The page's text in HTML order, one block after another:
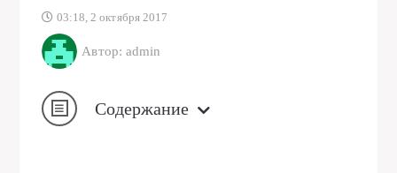
03:18, 2 октября 2017
Автор: admin
Содержание